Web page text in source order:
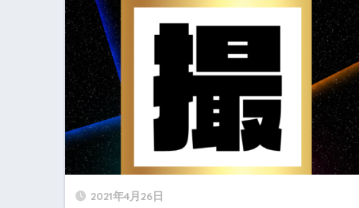
2021年4月26日